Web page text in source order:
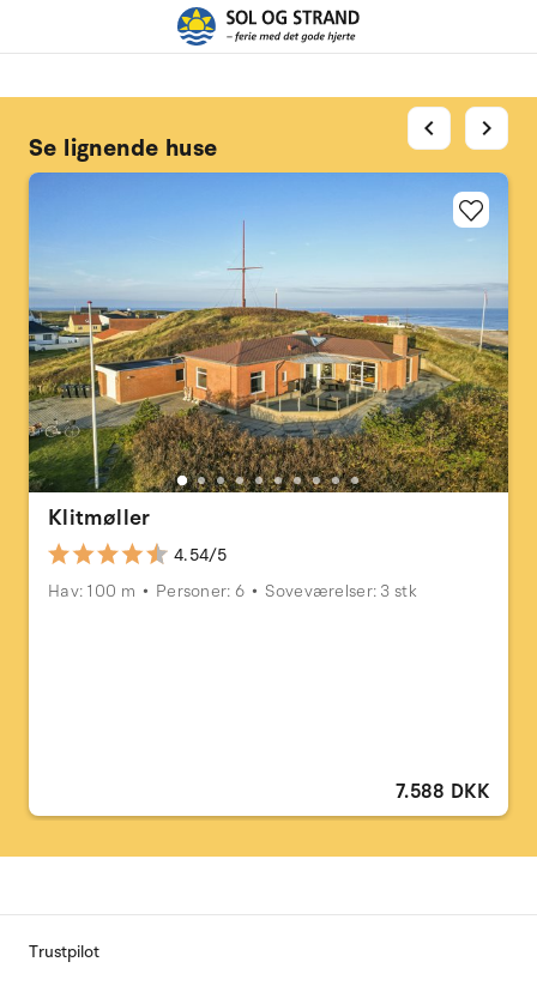
Se lignende huse
Klitmøller
4.54/5
Hav: 100 m
Personer: 6 Soveværelser: 3 stk
7.588 DKK
chevron_left chevron_right
Trustpilot